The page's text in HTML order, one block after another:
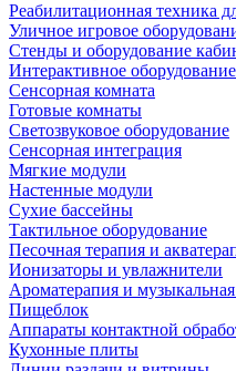
Реабилитационная техника
Уличное игровое
Стенды и оборудование
Интерактивное
Сенсорная комната
Готовые комнаты
Светозвуковое оборудование
Сенсорная интеграция
Мягкие модули
Настенные модули
Сухие бассейны
Тактильное оборудование
Песочная терапия и
Ионизаторы и увлажнители
Ароматерапия и музыкальная
Пищеблок
Аппараты контактной
Кухонные плиты